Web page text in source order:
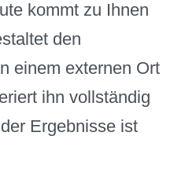
kommt zu Ihnen
den
einem externen Ort
ihn vollständig
Ergebnisse ist